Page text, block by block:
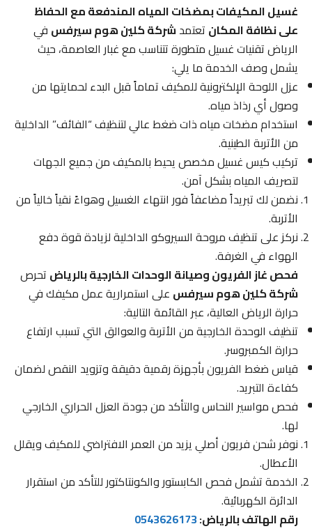
غسيل المكيفات بمضخات المياه المندفعة مع الحفاظ
على نظافة المكانتعتمدشركة كلين هوم سيرفسفي
الرياض تقنيات غسيل متطورة تتناسب مع غبار العاصمة، حيث
يشمل وصف الخدمة ما يلي:
عزل اللوحة الإلكترونية للمكيف تماماً قبل البدء لحمايتها من
وصول أي رذاذ مياه.
استخدام مضخات مياه ذات ضغط عالي لتنظيف “الفائف” الداخلية
من الأتربة الطينية.
تركيب كيس غسيل مخصص يحيط بالمكيف من جميع الجهات
لتصريف المياه بشكل آمن.
نضمن لك تبريداً مضاعفاً فور انتهاء الغسيل وهواءً نقياً خالياً من
الأتربة.
نركز على تنظيف مروحة السيروكو الداخلية لزيادة قوة دفع
الهواء في الغرفة.
فحص غاز الفريون وصيانة الوحدات الخارجية بالرياضتحرص
شركة كلين هوم سيرفسعلى استمرارية عمل مكيفك في
حرارة الرياض العالية، عبر القائمة التالية:
تنظيف الوحدة الخارجية من الأتربة والعوالق التي تسبب ارتفاع
حرارة الكمبروسر.
قياس ضغط الفريون بأجهزة رقمية دقيقة وتزويد النقص لضمان
كفاءة التبريد.
فحص مواسير النحاس والتأكد من جودة العزل الحراري الخارجي
لها.
نوفر شحن فريون أصلي يزيد من العمر الافتراضي للمكيف ويقلل
الأعطال.
الخدمة تشمل فحص الكابستور والكونتاكتور للتأكد من استقرار
الدائرة الكهربائية.
رقم الهاتف بالرياض:0543626173